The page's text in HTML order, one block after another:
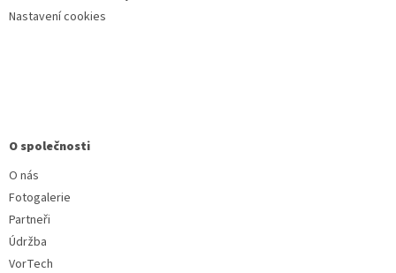
Nastavení cookies
O společnosti
O nás
Fotogalerie
Partneři
Údržba
VorTech